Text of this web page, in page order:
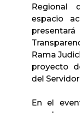
Regional
espacio
Rama
proyecto
del
En el